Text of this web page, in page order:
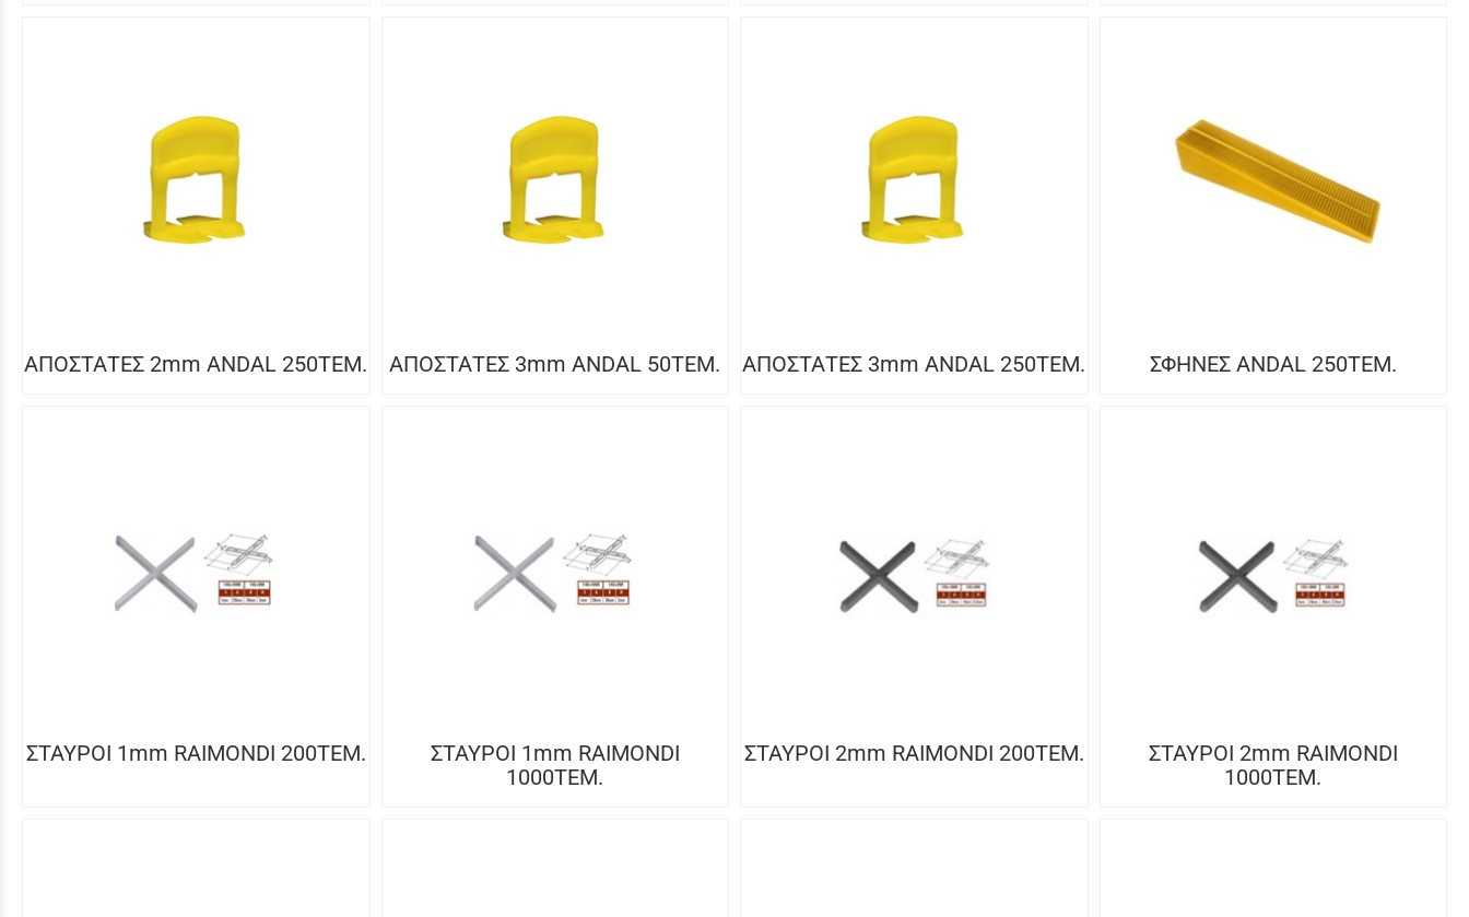
ΑΠΟΣΤΑΤΕΣ 2mm ANDAL 250ΤΕΜ. ΑΠΟΣΤΑΤΕΣ 3mm ANDAL 50ΤΕΜ. ΑΠΟΣΤΑΤΕΣ 3mm ANDAL 250ΤΕΜ. ΣΦΗΝΕΣ ANDAL 250ΤΕΜ.
ΣΤΑΥΡΟΙ 1mm RAIMONDI 200ΤΕΜ.
ΣΤΑΥΡΟΙ 1mm RAIMONDI
1000ΤΕΜ.
ΣΤΑΥΡΟΙ 2mm RAIMONDI 200ΤΕΜ.
ΣΤΑΥΡΟΙ 2mm RAIMONDI
1000ΤΕΜ.